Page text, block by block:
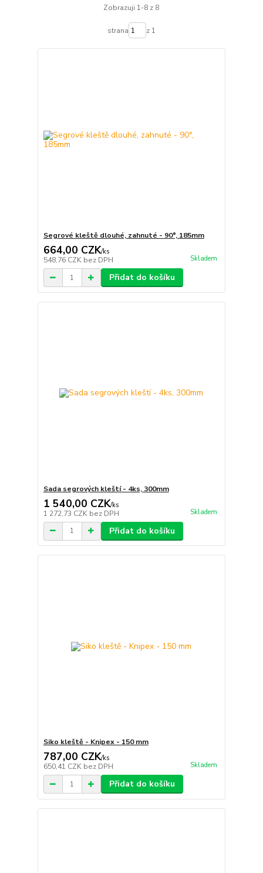
Zobrazuji 1-8 z 8
strana z 1
Segrové kleště dlouhé, zahnuté - 90°, 185mm
664,00 CZK/ks
548,76 CZK bez DPH Skladem
Přidat do košíku
Sada segrových kleští - 4ks, 300mm
1 540,00 CZK/ks
1 272,73 CZK bez DPH Skladem
Přidat do košíku
Siko kleště - Knipex - 150 mm
787,00 CZK/ks
650,41 CZK bez DPH Skladem
Přidat do košíku